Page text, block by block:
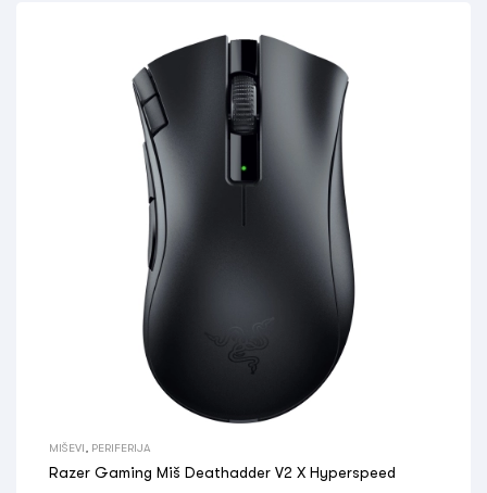
MIŠEVI PERIFERIJA
Razer Gaming Miš Deathadder V2 X Hyperspeed